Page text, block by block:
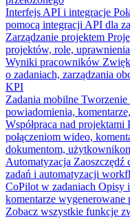
Interfejs API i integracje
pomocą integracji API dla
Zarządzanie projektem
projektów, role,
Wyniki pracowników
o zadaniach, zarządzania
KPI
Zadania mobilne Tworzenie
powiadomienia,
Współpraca nad projektami
połączeniom wideo,
dokumentom,
Automatyzacja Zaoszczędź
zadań i automatyzacji
CoPilot w zadaniach Opisy
komentarze wygenerowane
Zobacz wszystkie funkcje